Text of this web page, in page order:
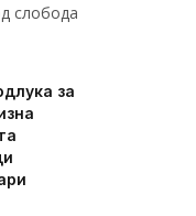
слобода
за